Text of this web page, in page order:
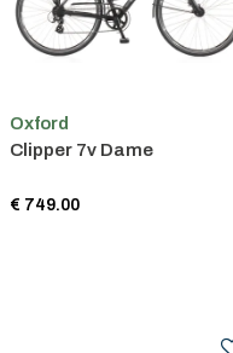
Oxford
Clipper 7v Dame
€ 749.00